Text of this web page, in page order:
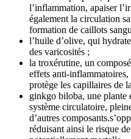
l’inflammation, apaiser
également la circulation
formation de caillots
l’huile d’olive, qui
des varicosités ;
la troxérutine, un
effets anti-
protège les capillaires de
ginkgo biloba, une plante
système circulatoire,
d’autres
réduisant ainsi le risque